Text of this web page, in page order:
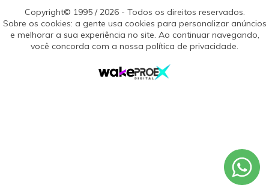
Copyright© 1995 / 2026 - Todos os direitos reservados.
Sobre os cookies: a gente usa cookies para personalizar anúncios
e melhorar a sua experiência no site. Ao continuar navegando,
você concorda com a nossa política de privacidade.